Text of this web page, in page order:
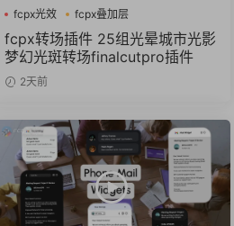
fcpx光效
fcpx叠加层
fcpx图形动画
fcpx转场插件 25组光晕城市光影
梦幻光斑转场finalcutpro插件
2天前